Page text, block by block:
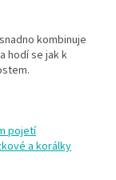
kombinuje
hodí se jak k
pojetí
a korálky